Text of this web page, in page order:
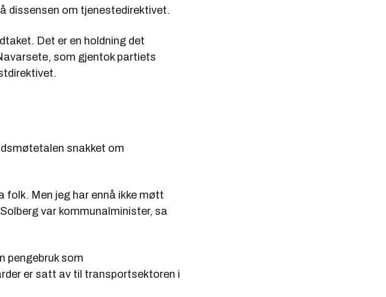
dissensen om tjenestedirektivet.
Det er en holdning det
som gjentok partiets
snakket om
Men jeg har ennå ikke møtt
var kommunalminister, sa
pengebruk som
er satt av til transportsektoren i